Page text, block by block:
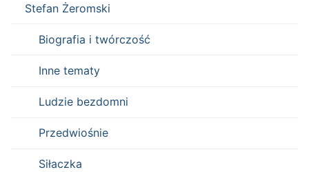
Stefan Żeromski
Biografia i twórczość
Inne tematy
Ludzie bezdomni
Przedwiośnie
Siłaczka